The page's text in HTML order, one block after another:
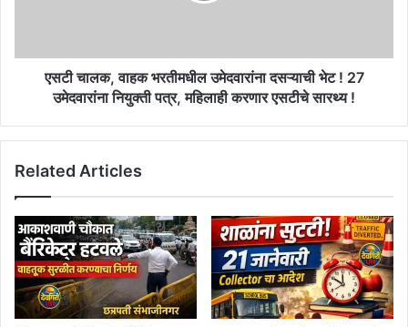
27
उमेदवारांना
एसटीचे
एसटी चालक, वाहक भरतीमधील उमेदवारांना दसऱ्याची भेट ! 27
उमेदवारांना नियुक्ती पत्र, महिलाही करणार एसटीचे सारथ्य !
Related Articles